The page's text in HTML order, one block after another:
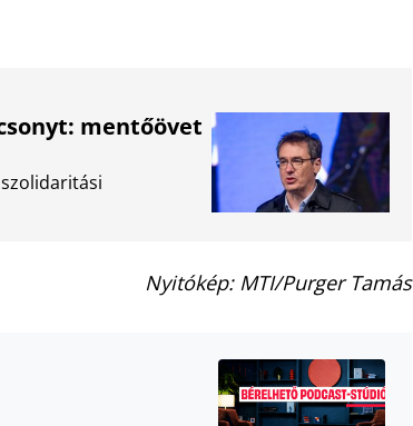
mentőövet
Nyitókép: MTI/Purger Tamás